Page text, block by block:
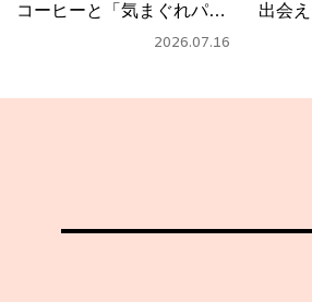
コーヒーと「気まぐれパス
2026.07.16
出会